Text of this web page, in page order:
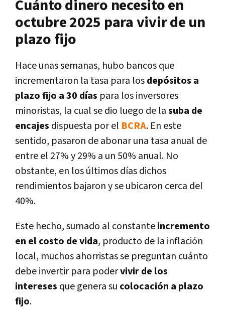
Cuánto dinero necesito en
octubre 2025 para vivir de un
plazo fijo
Hace unas semanas, hubo bancos que
incrementaron la tasa para losdepósitos a
plazo fijo a 30 días para los inversores
minoristas, la cual se dio luego de lasuba de
encajes dispuesta por el BCRA. En este
sentido, pasaron de abonar una tasa anual de
entre el 27% y 29% a un 50% anual. No
obstante, en los últimos días dichos
rendimientos bajaron y se ubicaron cerca del
40%.
Este hecho, sumado al constanteincremento
en el costo de vida, producto de la inflación
local, muchos ahorristas se preguntan cuánto
debe invertir para podervivir de los
intereses que genera su colocación a plazo
fijo.